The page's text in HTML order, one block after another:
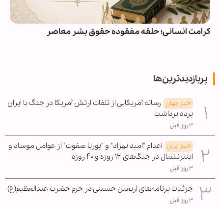
کرامت انسانی؛ حلقه مفقوده حقوق بشر معاصر
پربازدیدترین‌ها
اخبار جهان رسانه آمریکایی از تلفات ارتش آمریکا در جنگ با ایران
پرده برداشت
۳ روز قبل
اخبار ایران اعدام "امید بهزاد" و "پوریا صفوت" از عوامل موساد و
اینترنشنال در جنگ‌های ۱۲ روزه و ۴۰ روزه
۳ روز قبل
جزئیات برنامه‌های اربعین حسینی در حرم حضرت عبدالعظیم(ع)
۳ روز قبل